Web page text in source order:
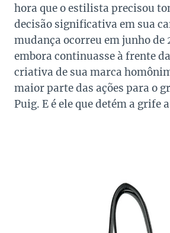
hora que o estilista precisou
decisão significativa em sua
mudança ocorreu em junho de
embora continuasse à frente
criativa de sua marca
maior parte das ações para o
Puig. E é ele que detém a grife